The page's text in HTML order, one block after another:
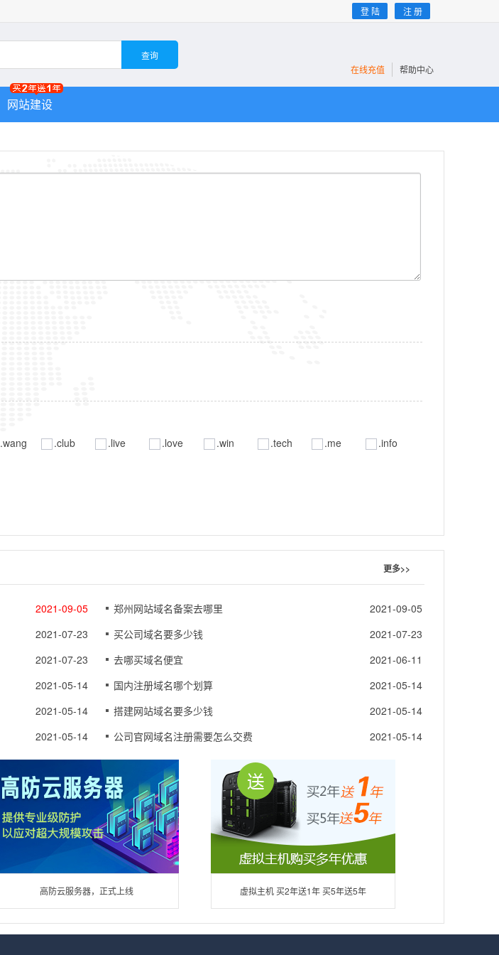
登 陆 注 册
查询
在线充值
帮助中心
网站建设
.wang .club .live .love .win .tech .me
.info
更多>>
2021-09-05 郑州网站域名备案去哪里
2021-09-05
2021-07-23 买公司域名要多少钱
2021-07-23
2021-07-23 去哪买域名便宜
2021-06-11
2021-05-14 国内注册域名哪个划算
2021-05-14
2021-05-14 搭建网站域名要多少钱
2021-05-14
2021-05-14 公司官网域名注册需要怎么交费 2021-05-14
高防云服务器，正式上线 虚拟主机 买2年送1年 买5年送5年